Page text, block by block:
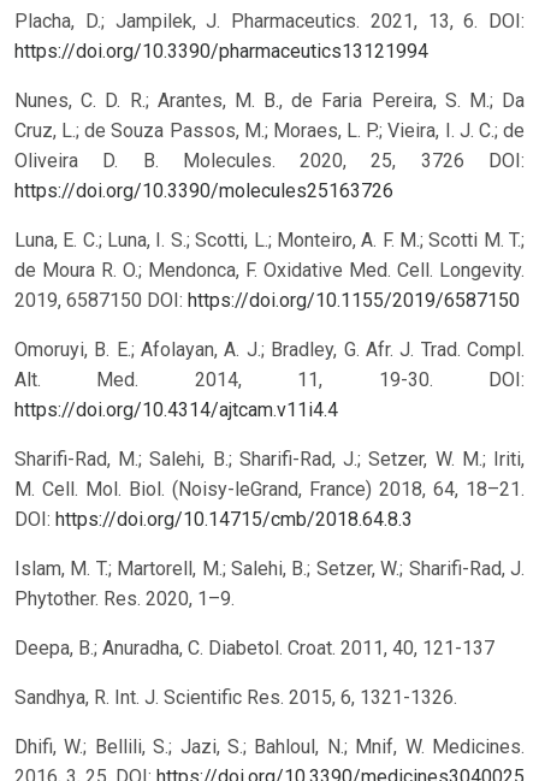
Placha, D.; Jampilek, J. Pharmaceutics. 2021, 13, 6. DOI:
https://doi.org/10.3390/pharmaceutics13121994
Nunes, C. D. R.; Arantes, M. B., de Faria Pereira, S. M.; Da
Cruz, L.; de Souza Passos, M.; Moraes, L. P.; Vieira, I. J. C.; de
Oliveira D. B. Molecules. 2020, 25, 3726 DOI:
https://doi.org/10.3390/molecules25163726
Luna, E. C.; Luna, I. S.; Scotti, L.; Monteiro, A. F. M.; Scotti M. T.;
de Moura R. O.; Mendonca, F. Oxidative Med. Cell. Longevity.
2019, 6587150 DOI: https://doi.org/10.1155/2019/6587150
Omoruyi, B. E.; Afolayan, A. J.; Bradley, G. Afr. J. Trad. Compl.
Alt. Med. 2014, 11, 19-30. DOI:
https://doi.org/10.4314/ajtcam.v11i4.4
Sharifi-Rad, M.; Salehi, B.; Sharifi-Rad, J.; Setzer, W. M.; Iriti,
M. Cell. Mol. Biol. (Noisy-leGrand, France) 2018, 64, 18–21.
DOI: https://doi.org/10.14715/cmb/2018.64.8.3
Islam, M. T.; Martorell, M.; Salehi, B.; Setzer, W.; Sharifi-Rad, J.
Phytother. Res. 2020, 1–9.
Deepa, B.; Anuradha, C. Diabetol. Croat. 2011, 40, 121-137
Sandhya, R. Int. J. Scientific Res. 2015, 6, 1321-1326.
Dhifi, W.; Bellili, S.; Jazi, S.; Bahloul, N.; Mnif, W. Medicines.